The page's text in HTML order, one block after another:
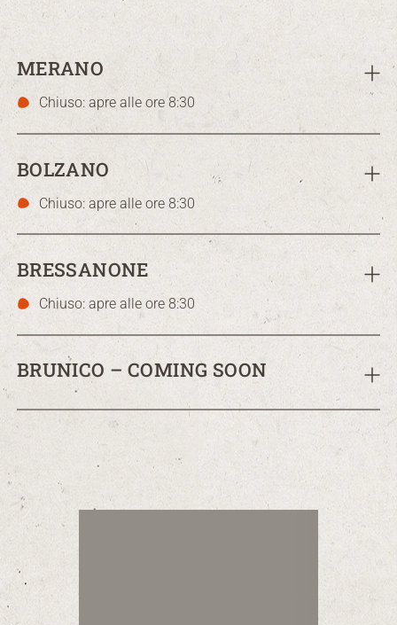
MERANO
Chiuso: apre alle ore 8:30
BOLZANO
Chiuso: apre alle ore 8:30
BRESSANONE
Chiuso: apre alle ore 8:30
BRUNICO – COMING SOON